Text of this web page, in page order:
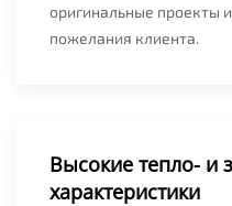
оригинальные проекты
пожелания клиента.
Высокие тепло- и
характеристики